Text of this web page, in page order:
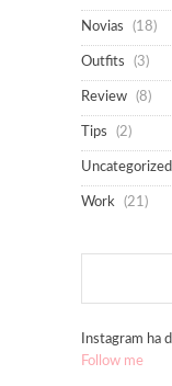
Novias (18)
Outfits (3)
Review (8)
Tips (2)
Uncategorized
Work (21)
Instagram ha
Follow me